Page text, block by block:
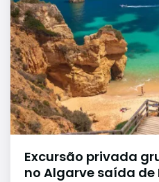
Excursão privada
no Algarve saída de